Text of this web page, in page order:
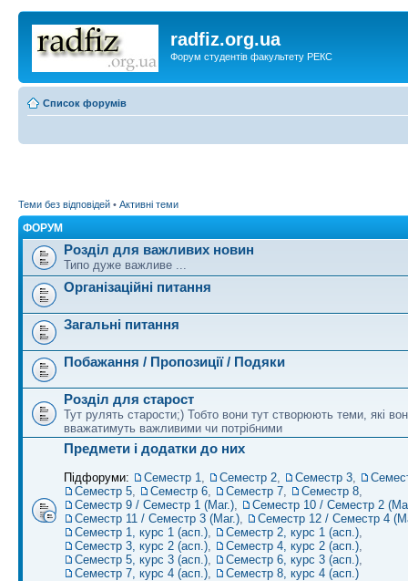
radfiz.org.ua
Форум студентів факультету РЕКС
Список форумів
Теми без відповідей • Активні теми
ФОРУМ
Розділ для важливих новин
Типо дуже важливе ...
Організаційні питання
Загальні питання
Побажання / Пропозиції / Подяки
Розділ для старост
Тут рулять старости;) Тобто вони тут створюють теми, які
вважатимуть важливими чи потрібними
Предмети і додатки до них
Підфоруми: Семестр 1, Семестр 2, Семестр 3,
Семестр 5, Семестр 6, Семестр 7, Семестр 8,
Семестр 9 / Семестр 1 (Маг.),
Семестр 10 / Семестр 2
Семестр 11 / Семестр 3 (Маг.),
Семестр 12 / Семестр 4
Семестр 1, курс 1 (асп.), Семестр 2, курс 1 (асп.),
Семестр 3, курс 2 (асп.), Семестр 4, курс 2 (асп.),
Семестр 5, курс 3 (асп.), Семестр 6, курс 3 (асп.),
Семестр 7, курс 4 (асп.), Семестр 8, курс 4 (асп.)